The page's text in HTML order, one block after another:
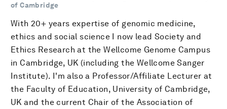
of Cambridge
With 20+ years expertise of genomic medicine,
ethics and social science I now lead Society and
Ethics Research at the Wellcome Genome Campus
in Cambridge, UK (including the Wellcome Sanger
Institute). I'm also a Professor/Affiliate Lecturer at
the Faculty of Education, University of Cambridge,
UK and the current Chair of the Association of